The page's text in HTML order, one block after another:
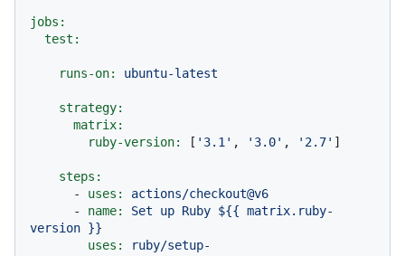
jobs:
test:
runs-on: ubuntu-latest
strategy:
matrix:
ruby-version:
[ '3.1' , '3.0' , '2.7' ]
steps:
-
uses:
actions/checkout@v6
-
name: Set up Ruby ${{ matrix.ruby-
version }}
uses:
ruby/setup-